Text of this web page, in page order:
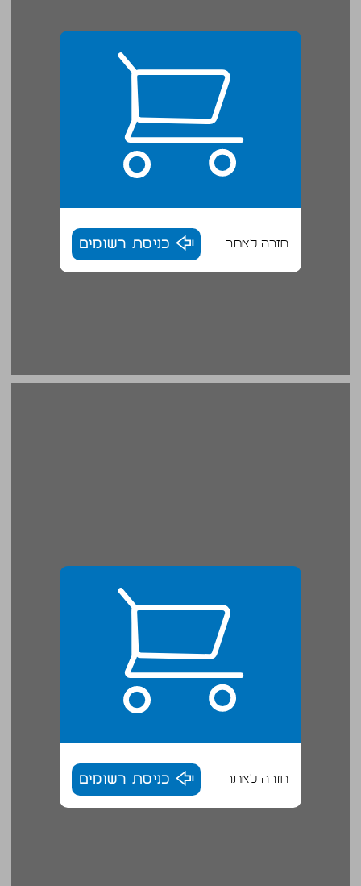
חזרה לאתר כניסת רשומים
תקציר תולדות יהודי ספרד בפזורתם ... 19
חזרה לאתר כניסת רשומים